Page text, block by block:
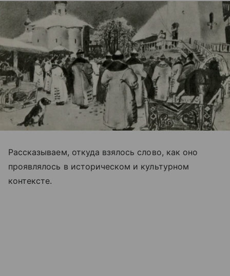
Рассказываем, откуда взялось слово, как оно
проявлялось в историческом и культурном
контексте.